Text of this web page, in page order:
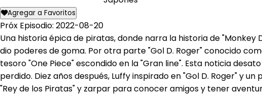
Agregar a Favoritos
Próx Episodio: 2022-08-20
Una historia épica de piratas, donde narra la historia de
dio poderes de goma. Por otra parte "Gol D. Roger" conocido
tesoro "One Piece" escondido en la "Gran line". Esta noticia
perdido. Diez años después, Luffy inspirado en "Gol D. Roger" y
"Rey de los Piratas" y zarpar para conocer amigos y tener